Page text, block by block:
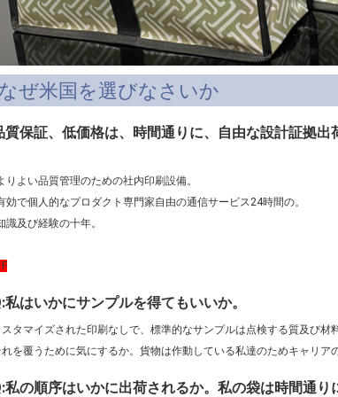
ぜ米国を選びなさいか
質保証、低価格は、時間通りに、自由な設計証拠出
りよい品質管理のための社内印刷設備。
効で個人的なプロダクト専門家自由の通信サービス24時間の。
識及び経験の十年。
私はいかにサンプルを得てもいいか。
タマイズされた印刷なしで、標準的なサンプルは点検する質及び材
を覆うために気にするか。貨物は作動している私達のためキャリア
私の順序はいかに出荷されるか。私の袋は時間通り